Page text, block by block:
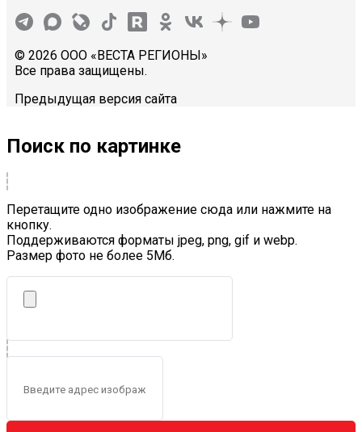
© 2026 ООО «ВЕСТА РЕГИОНЫ»
Все права защищены.
Предыдущая версия сайта
Поиск по картинке
Перетащите одно изображение сюда или нажмите на
кнопку.
Поддерживаются форматы jpeg, png, gif и webp.
Размер фото не более 5Mб.